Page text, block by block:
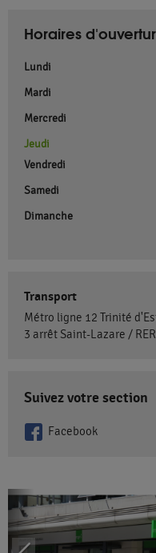
Horaires
Lundi
Mardi
Mercredi
Jeudi
Vendredi
Samedi
Dimanche
Transport
Métro ligne 12 Trinité
3 arrêt Saint-Lazare /
Suivez votre section
Facebook